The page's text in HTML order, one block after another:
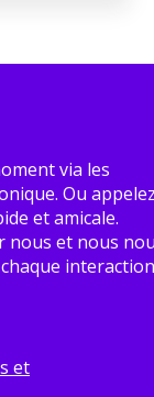
via les
Ou
et amicale.
nous et nous
et